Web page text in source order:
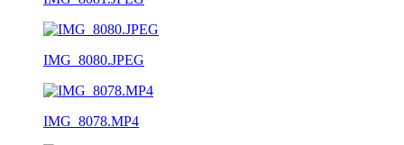
IMG_8080.JPEG
IMG_8078.MP4